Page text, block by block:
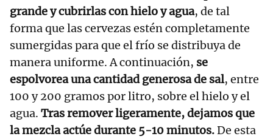
grande y cubrirlas con hielo y agua, de tal
forma que las cervezas estén completamente
sumergidas para que el frío se distribuya de
manera uniforme. A continuación, se
espolvorea una cantidad generosa de sal, entre
100 y 200 gramos por litro, sobre el hielo y el
agua. Tras remover ligeramente, dejamos que
la mezcla actúe durante 5-10 minutos.De esta